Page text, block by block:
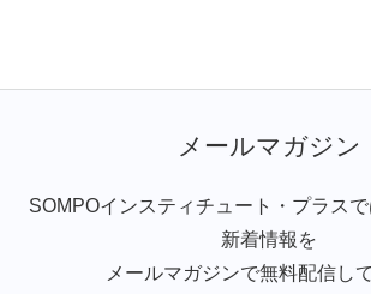
メールマガジン
SOMPOインスティチュート・プラス
新着情報を
メールマガジンで無料配信し